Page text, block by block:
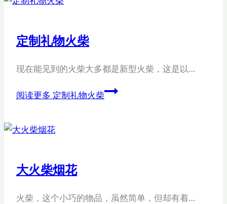
定制礼物火柴
现在能见到的火柴大多都是新型火柴，这是以…
阅读更多 定制礼物火柴
大火柴烟花
火柴，这个小巧的物品，虽然简单，但却有着…